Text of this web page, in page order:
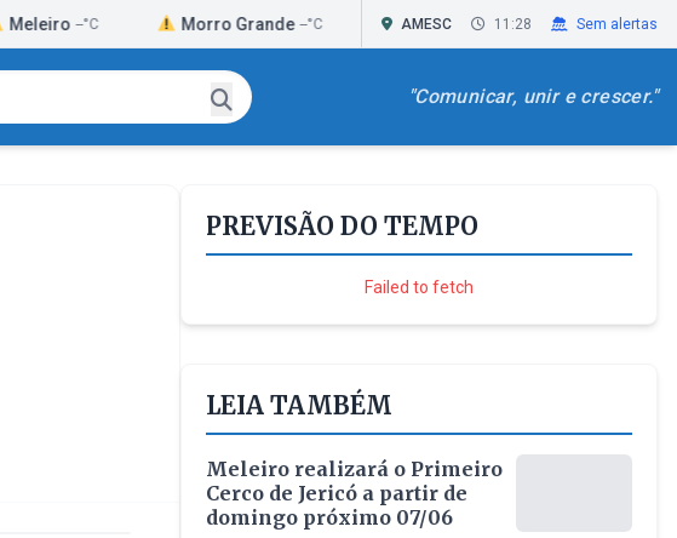
--°C Morro Grande --°C Passo de Torres --°C Praia
AMESC 11:28 Sem alertas
"Comunicar, unir e crescer."
PREVISÃO DO TEMPO
Failed to fetch
LEIA TAMBÉM
Meleiro realizará o Primeiro
Cerco de Jericó a partir de
domingo próximo 07/06